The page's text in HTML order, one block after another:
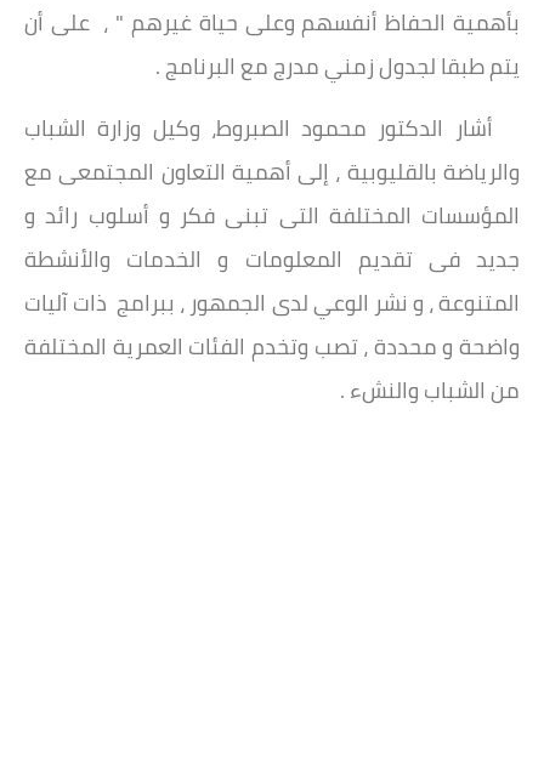
بأهمية الحفاظ أنفسهم وعلى حياة غيرهم " ، على أن
يتم طبقا لجدول زمني مدرج مع البرنامج .
أشار الدكتور محمود الصبروط، وكيل وزارة الشباب
والرياضة بالقليوبية ، إلى أهمية التعاون المجتمعى مع
المؤسسات المختلفة التى تبنى فكر و أسلوب رائد و
جديد فى تقديم المعلومات و الخدمات والأنشطة
المتنوعة ، و نشر الوعي لدى الجمهور ، ببرامج ذات آليات
واضحة و محددة ، تصب وتخدم الفئات العمرية المختلفة
من الشباب والنشء .